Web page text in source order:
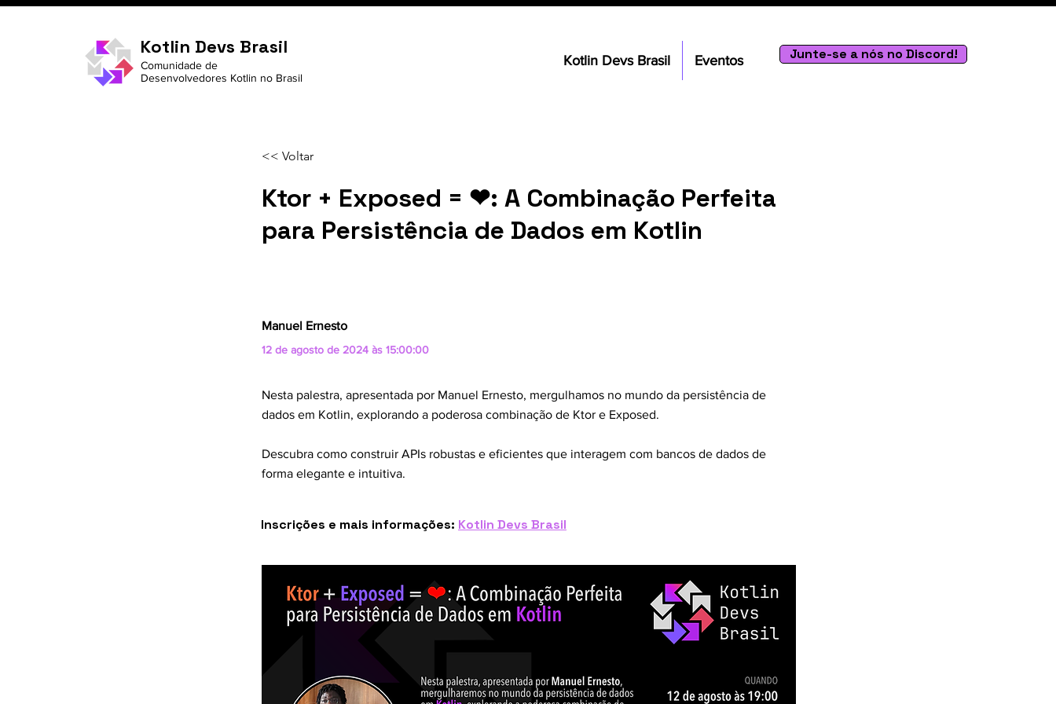
Kotlin Devs Brasil
Comunidade de
Desenvolvedores Kotlin no Brasil
Kotlin Devs Brasil Eventos Junte-se a nós no Discord!
<< Voltar
Ktor + Exposed = ❤: A Combinação Perfeita
para Persistência de Dados em Kotlin
Manuel Ernesto
12 de agosto de 2024 às 15:00:00
Nesta palestra, apresentada por Manuel Ernesto, mergulhamos no mundo da persistência de
dados em Kotlin, explorando a poderosa combinação de Ktor e Exposed.
Descubra como construir APIs robustas e eficientes que interagem com bancos de dados de
forma elegante e intuitiva.
Inscrições e mais informações: Kotlin Devs Brasil